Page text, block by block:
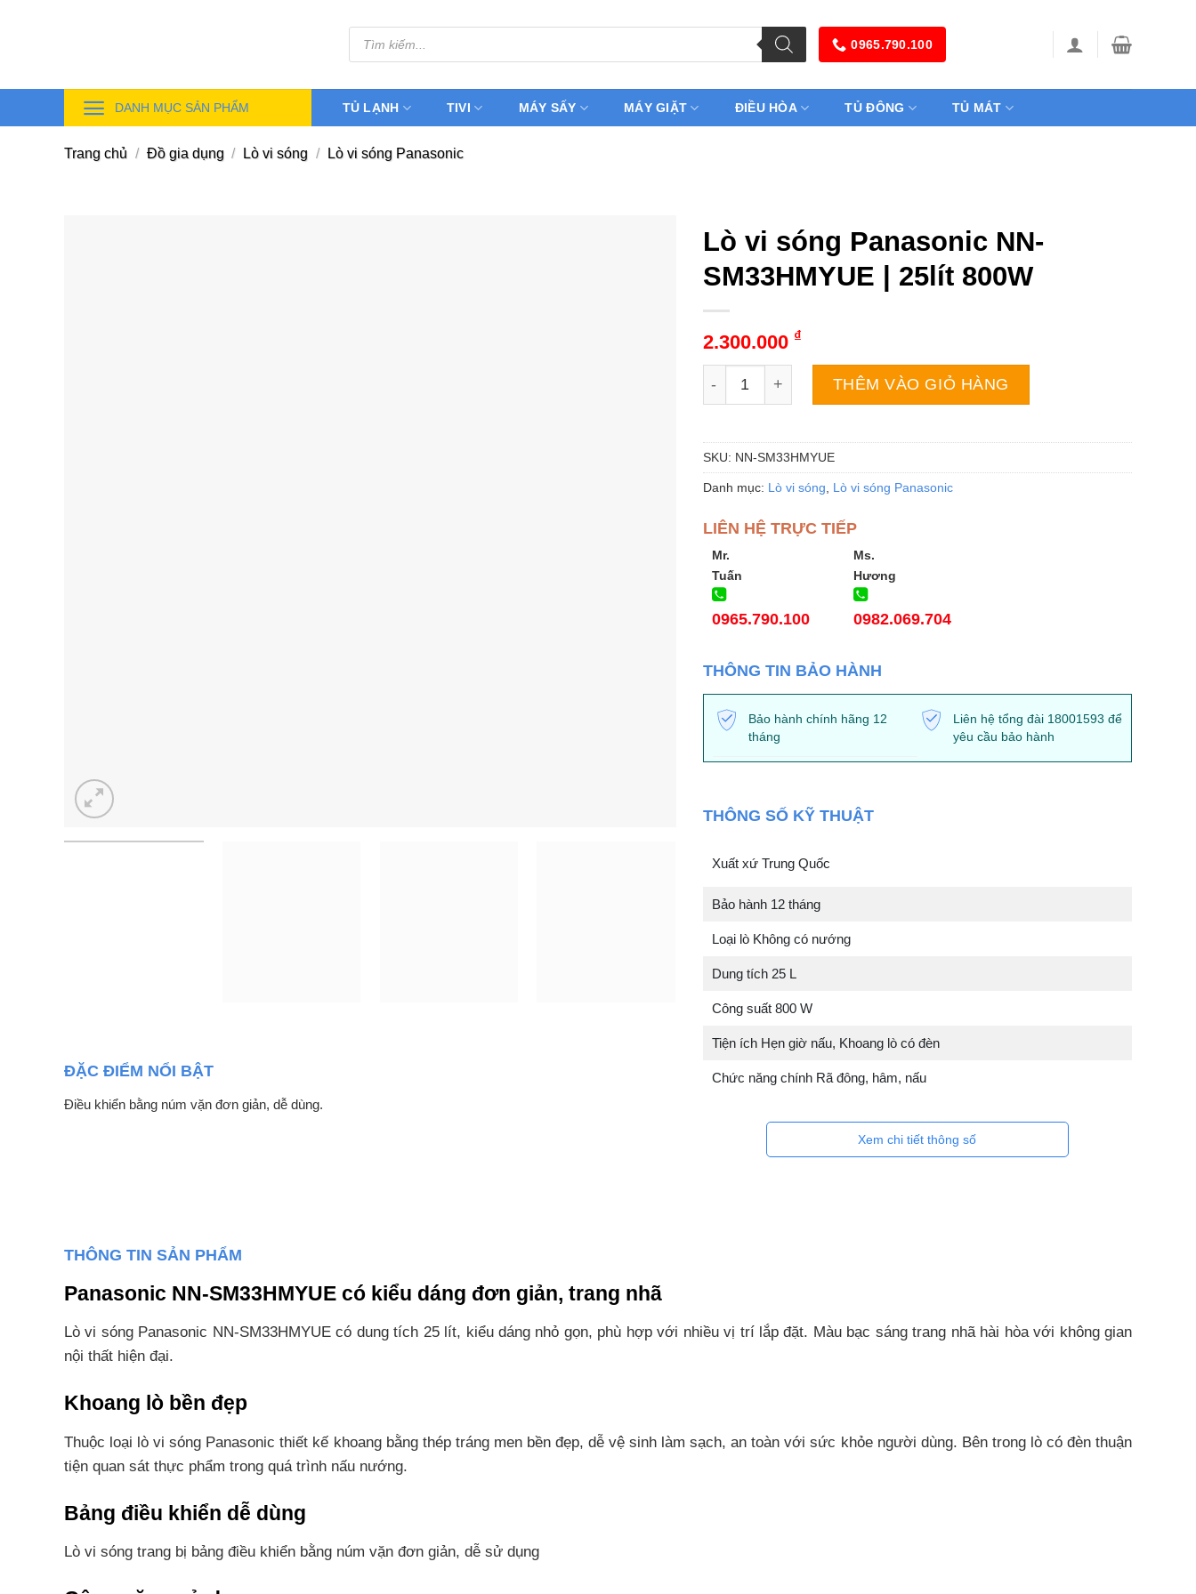
Tìm
kiếm
sản
0965.790.100
DANH MỤC SẢN PHẨM TỦ LẠNH TIVI MÁY SẤY MÁY GIẶT ĐIỀU HÒA TỦ ĐÔNG TỦ MÁT
Trang chủ / Đồ gia dụng / Lò vi sóng / Lò vi sóng Panasonic
ĐẶC ĐIỂM NỔI BẬT
Điều khiển bằng núm vặn đơn giản, dễ dùng.
Lò vi sóng Panasonic NN-
SM33HMYUE | 25lít 800W
2.300.000 ₫
Lò vi sóng Panasonic NN-SM33HMYUE | 25lít 800W số lượng
THÊM VÀO GIỎ HÀNG
SKU: NN-SM33HMYUE
Danh mục: Lò vi sóng Lò vi sóng Panasonic
LIÊN HỆ TRỰC TIẾP
Mr.
Tuấn
0965.790.100
Ms.
Hương
0982.069.704
THÔNG TIN BẢO HÀNH
Bảo hành chính hãng 12
tháng
Liên hệ tổng đài 18001593 để
yêu cầu bảo hành
THÔNG SỐ KỸ THUẬT
Xuất xứ Trung Quốc
Bảo hành 12 tháng
Loại lò Không có nướng
Dung tích 25 L
Công suất 800 W
Tiện ích Hẹn giờ nấu, Khoang lò có đèn
Chức năng chính Rã đông, hâm, nấu
Xem chi tiết thông số
THÔNG TIN SẢN PHẨM
Panasonic NN-SM33HMYUE có kiểu dáng đơn giản, trang nhã
Lò vi sóng Panasonic NN-SM33HMYUE có dung tích 25 lít, kiểu dáng nhỏ gọn, phù hợp với nhiều vị trí lắp đặt. Màu bạc sáng trang nhã hài hòa với không gian
nội thất hiện đại.
Khoang lò bền đẹp
Thuộc loại lò vi sóng Panasonic thiết kế khoang bằng thép tráng men bền đẹp, dễ vệ sinh làm sạch, an toàn với sức khỏe người dùng. Bên trong lò có đèn thuận
tiện quan sát thực phẩm trong quá trình nấu nướng.
Bảng điều khiển dễ dùng
Lò vi sóng trang bị bảng điều khiển bằng núm vặn đơn giản, dễ sử dụng